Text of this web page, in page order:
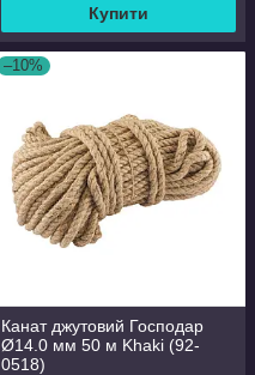
Купити
–10%
Канат джутовий Господар
Ø14.0 мм 50 м Khaki (92-
0518)